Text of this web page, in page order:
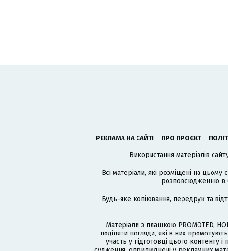
РЕКЛАМА НА САЙТІ ПРО ПРОЄКТ
Використання матеріалів
Всі матеріали, які розміщені на цьому
розповсюдженню в
Будь-яке копіювання, передрук та
Матеріали з плашкою PROMOTED,
поділяти погляди, які в них
участь у підготовці цього контенту